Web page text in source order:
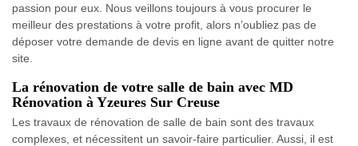
passion pour eux. Nous veillons toujours à vous procurer le
meilleur des prestations à votre profit, alors n’oubliez pas de
déposer votre demande de devis en ligne avant de quitter notre
site.
La rénovation de votre salle de bain avec MD
Rénovation à Yzeures Sur Creuse
Les travaux de rénovation de salle de bain sont des travaux
complexes, et nécessitent un savoir-faire particulier. Aussi, il est